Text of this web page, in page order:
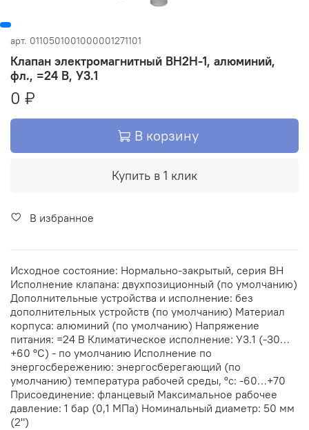
арт. 0110501001000001271101
Клапан электромагнитный ВН2Н-1, алюминий,
фл., =24 В, У3.1
0 ₽
В корзину
Купить в 1 клик
В избранное
Исходное состояние: Нормально-закрытый, серия ВН
Исполнение клапана: двухпозиционный (по умолчанию)
Дополнительные устройства и исполнение: без
дополнительных устройств (по умолчанию) Материал
корпуса: алюминий (по умолчанию) Напряжение
питания: =24 В Климатическое исполнение: У3.1 (-30…
+60 °С) - по умолчанию Исполнение по
энергосбережению: энергосберегающий (по
умолчанию) температура рабочей среды, °с: -60…+70
Присоединение: фланцевый Максимальное рабочее
давление: 1 бар (0,1 МПа) Номинальный диаметр: 50 мм
(2")